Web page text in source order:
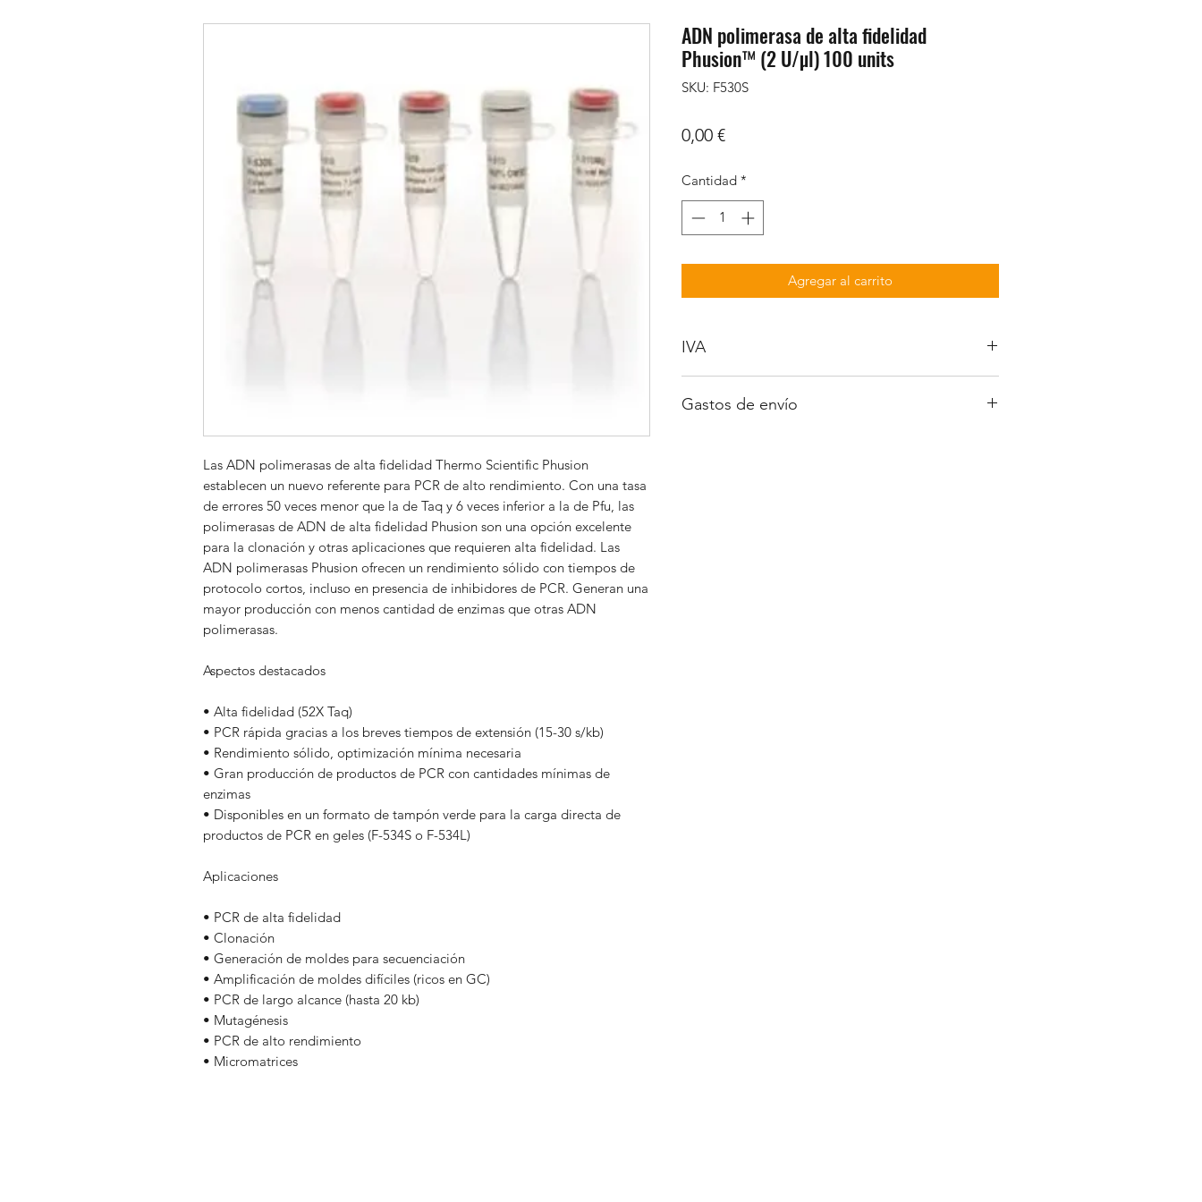
Las ADN polimerasas de alta fidelidad Thermo Scientific Phusion
establecen un nuevo referente para PCR de alto rendimiento. Con una tasa
de errores 50 veces menor que la de Taq y 6 veces inferior a la de Pfu, las
polimerasas de ADN de alta fidelidad Phusion son una opción excelente
para la clonación y otras aplicaciones que requieren alta fidelidad. Las
ADN polimerasas Phusion ofrecen un rendimiento sólido con tiempos de
protocolo cortos, incluso en presencia de inhibidores de PCR. Generan una
mayor producción con menos cantidad de enzimas que otras ADN
polimerasas.
Aspectos destacados
• Alta fidelidad (52X Taq)
• PCR rápida gracias a los breves tiempos de extensión (15-30 s/kb)
• Rendimiento sólido, optimización mínima necesaria
• Gran producción de productos de PCR con cantidades mínimas de
enzimas
• Disponibles en un formato de tampón verde para la carga directa de
productos de PCR en geles (F-534S o F-534L)
Aplicaciones
• PCR de alta fidelidad
• Clonación
• Generación de moldes para secuenciación
• Amplificación de moldes difíciles (ricos en GC)
• PCR de largo alcance (hasta 20 kb)
• Mutagénesis
• PCR de alto rendimiento
• Micromatrices
ADN polimerasa de alta fidelidad
Phusion™ (2 U/µl) 100 units
SKU: F530S
0,00 €Precio
Cantidad *
Agregar al carrito
IVA
Gastos de envío